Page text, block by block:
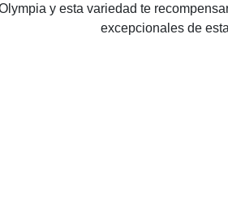
y esta variedad te
excepcionales de